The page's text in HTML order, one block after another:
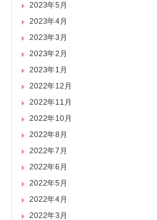
2023年5月
2023年4月
2023年3月
2023年2月
2023年1月
2022年12月
2022年11月
2022年10月
2022年8月
2022年7月
2022年6月
2022年5月
2022年4月
2022年3月